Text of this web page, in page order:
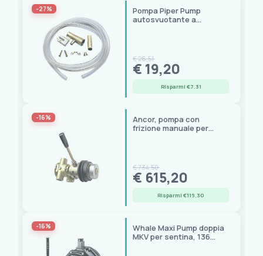
-27%
Pompa Piper Pump
autosvuotante a
€ 26,51
€ 19,20
Risparmi €7.31
-16%
Ancor, pompa con
frizione manuale per
€ 734,50
€ 615,20
Risparmi €119.30
-16%
Whale Maxi Pump doppia
MKV per sentina, 136